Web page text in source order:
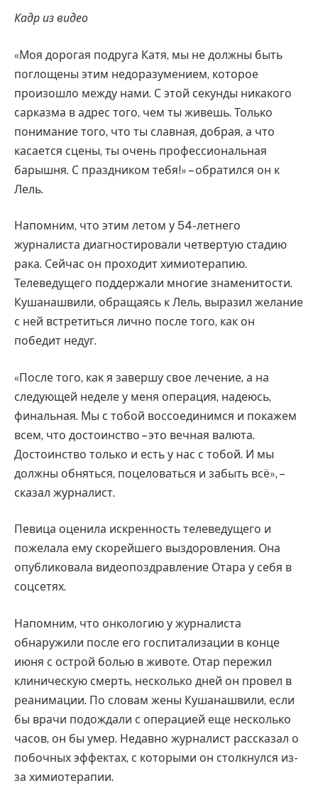
Кадр из видео
«Моя дорогая подруга Катя, мы не должны быть
поглощены этим недоразумением, которое
произошло между нами. С этой секунды никакого
сарказма в адрес того, чем ты живешь. Только
понимание того, что ты славная, добрая, а что
касается сцены, ты очень профессиональная
барышня. С праздником тебя!» – обратился он к
Лель.
Напомним, что этим летом у 54-летнего
журналиста диагностировали четвертую стадию
рака. Сейчас он проходит химиотерапию.
Телеведущего поддержали многие знаменитости.
Кушанашвили, обращаясь к Лель, выразил желание
с ней встретиться лично после того, как он
победит недуг.
«После того, как я завершу свое лечение, а на
следующей неделе у меня операция, надеюсь,
финальная. Мы с тобой воссоединимся и покажем
всем, что достоинство – это вечная валюта.
Достоинство только и есть у нас с тобой. И мы
должны обняться, поцеловаться и забыть всё», –
сказал журналист.
Певица оценила искренность телеведущего и
пожелала ему скорейшего выздоровления. Она
опубликовала видеопоздравление Отара у себя в
соцсетях.
Напомним, что онкологию у журналиста
обнаружили после его госпитализации в конце
июня с острой болью в животе. Отар пережил
клиническую смерть, несколько дней он провел в
реанимации. По словам жены Кушанашвили, если
бы врачи подождали с операцией еще несколько
часов, он бы умер. Недавно журналист рассказал о
побочных эффектах, с которыми он столкнулся из-
за химиотерапии.